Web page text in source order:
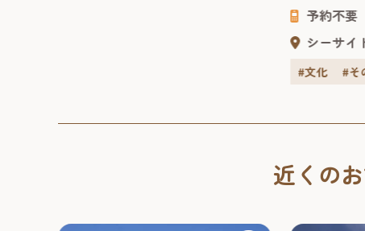
予約不要
シーサイ
#文化 #そ
近くの